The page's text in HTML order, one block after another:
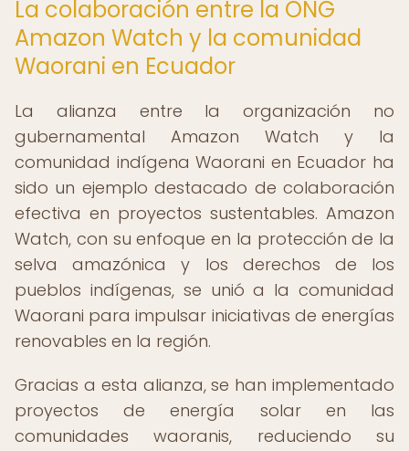
La colaboración entre la ONG
Amazon Watch y la comunidad
Waorani en Ecuador
La alianza entre la organización no
gubernamental Amazon Watch y la
comunidad indígena Waorani en Ecuador ha
sido un ejemplo destacado de colaboración
efectiva en proyectos sustentables. Amazon
Watch, con su enfoque en la protección de la
selva amazónica y los derechos de los
pueblos indígenas, se unió a la comunidad
Waorani para impulsar iniciativas de energías
renovables en la región.
Gracias a esta alianza, se han implementado
proyectos de energía solar en las
comunidades waoranis, reduciendo su